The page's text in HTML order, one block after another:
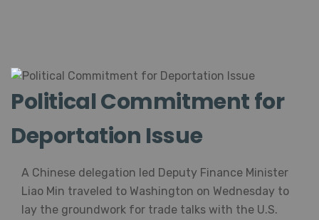
Political Commitment for
Deportation Issue
A Chinese delegation led Deputy Finance Minister
Liao Min traveled to Washington on Wednesday to
lay the groundwork for trade talks with the U.S.